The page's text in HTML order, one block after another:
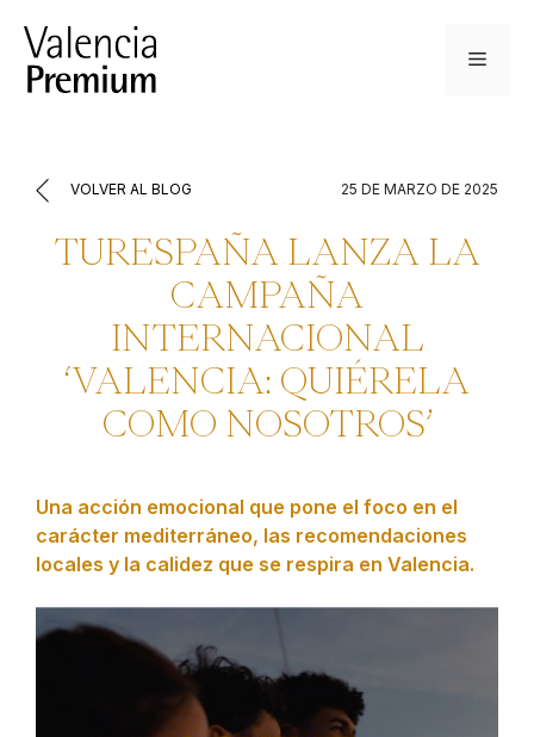
contenido
Menú
VOLVER AL BLOG 25 DE MARZO DE 2025
TURESPAÑA LANZA LA
CAMPAÑA
INTERNACIONAL
‘VALENCIA: QUIÉRELA
COMO NOSOTROS’
Una acción emocional que pone el foco en el
carácter mediterráneo, las recomendaciones
locales y la calidez que se respira en Valencia.